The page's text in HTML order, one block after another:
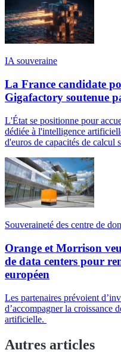
IA souveraine
La France candidate
Gigafactory soutenue
L'État se positionne pour
dédiée à l'intelligence
d'euros de capacités de calcul
Souveraineté des centre de
Orange et Morrison
de data centers pour
européen
Les partenaires prévoient
d’accompagner la croissance
artificielle.
Autres articles